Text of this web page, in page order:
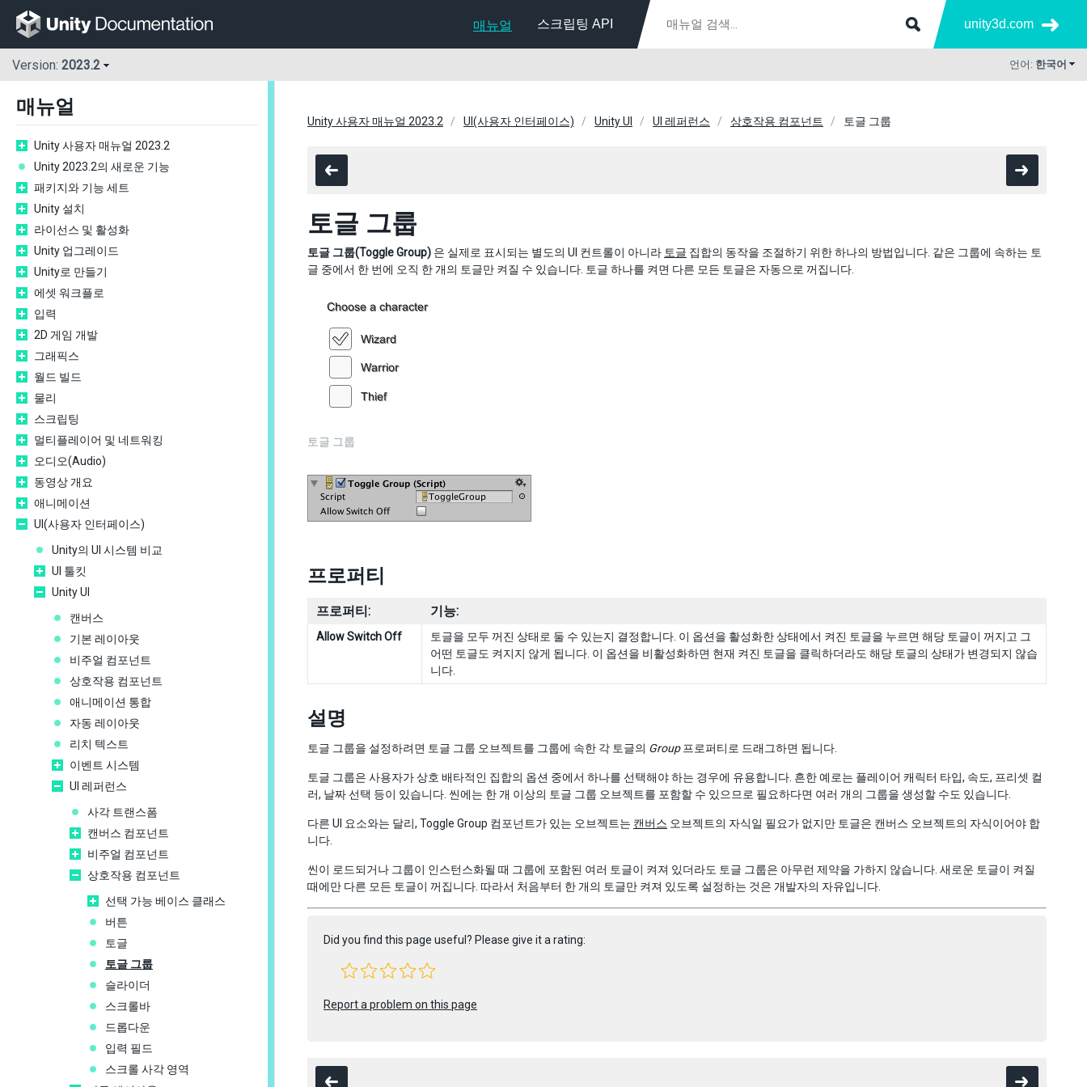
매뉴얼 스크립팅 API unity3d.com
Version: 2023.2 언어: 한국어
매뉴얼
Unity 사용자 매뉴얼 2023.2
Unity 2023.2의 새로운 기능
패키지와 기능 세트
Unity 설치
라이선스 및 활성화
Unity 업그레이드
Unity로 만들기
에셋 워크플로
입력
2D 게임 개발
그래픽스
월드 빌드
물리
스크립팅
멀티플레이어 및 네트워킹
오디오(Audio)
동영상 개요
애니메이션
UI(사용자 인터페이스)
Unity의 UI 시스템 비교
UI 툴킷
Unity UI
캔버스
기본 레이아웃
비주얼 컴포넌트
상호작용 컴포넌트
애니메이션 통합
자동 레이아웃
리치 텍스트
이벤트 시스템
UI 레퍼런스
사각 트랜스폼
캔버스 컴포넌트
비주얼 컴포넌트
상호작용 컴포넌트
선택 가능 베이스 클래스
버튼
토글
토글 그룹
슬라이더
스크롤바
드롭다운
입력 필드
스크롤 사각 영역
Unity 사용자 매뉴얼 2023.2 UI(사용자 인터페이스) Unity UI UI 레퍼런스 상호작용 컴포넌트 토글 그룹
토글 그룹
토글 그룹(Toggle Group) 은 실제로 표시되는 별도의 UI 컨트롤이 아니라 토글 집합의 동작을 조절하기 위한 하나의 방법입니다. 같은 그룹에 속하는 토
글 중에서 한 번에 오직 한 개의 토글만 켜질 수 있습니다. 토글 하나를 켜면 다른 모든 토글은 자동으로 꺼집니다.
토글 그룹
프로퍼티
프로퍼티: 기능:
Allow Switch Off
토글을 모두 꺼진 상태로 둘 수 있는지 결정합니다. 이 옵션을 활성화한 상태에서 켜진 토글을 누르면 해당 토글이 꺼지고 그
어떤 토글도 켜지지 않게 됩니다. 이 옵션을 비활성화하면 현재 켜진 토글을 클릭하더라도 해당 토글의 상태가 변경되지 않습
니다.
설명
토글 그룹을 설정하려면 토글 그룹 오브젝트를 그룹에 속한 각 토글의 Group프로퍼티로 드래그하면 됩니다.
토글 그룹은 사용자가 상호 배타적인 집합의 옵션 중에서 하나를 선택해야 하는 경우에 유용합니다. 흔한 예로는 플레이어 캐릭터 타입, 속도, 프리셋 컬
러, 날짜 선택 등이 있습니다. 씬에는 한 개 이상의 토글 그룹 오브젝트를 포함할 수 있으므로 필요하다면 여러 개의 그룹을 생성할 수도 있습니다.
다른 UI 요소와는 달리, Toggle Group 컴포넌트가 있는 오브젝트는 캔버스 오브젝트의 자식일 필요가 없지만 토글은 캔버스 오브젝트의 자식이어야 합
니다.
씬이 로드되거나 그룹이 인스턴스화될 때 그룹에 포함된 여러 토글이 켜져 있더라도 토글 그룹은 아무런 제약을 가하지 않습니다. 새로운 토글이 켜질
때에만 다른 모든 토글이 꺼집니다. 따라서 처음부터 한 개의 토글만 켜져 있도록 설정하는 것은 개발자의 자유입니다.
Did you find this page useful? Please give it a rating:
Report a problem on this page